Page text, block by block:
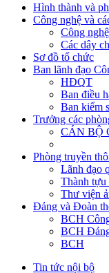
Hình thành và
Công nghệ và
Công nghệ
Các dây
Sơ đồ tổ chức
Ban lãnh đạo
HĐQT
Ban điều
Ban kiểm
Trưởng các
CÁN BỘ
Phòng truyền
Lãnh đạo
Thành tựu
Thư viện
Đảng và Đoàn
BCH
BCH
BCH
Tin tức nội bộ